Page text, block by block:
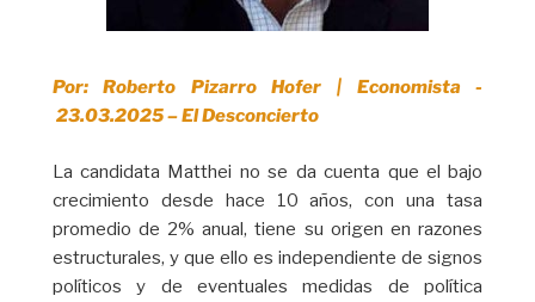
Por: Roberto Pizarro Hofer | Economista -
23.03.2025 – El Desconcierto
La candidata Matthei no se da cuenta que el bajo
crecimiento desde hace 10 años, con una tasa
promedio de 2% anual, tiene su origen en razones
estructurales, y que ello es independiente de signos
políticos y de eventuales medidas de política